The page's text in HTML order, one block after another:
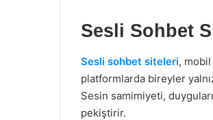
Sesli Sohbet
Sesli sohbet siteleri, mobil
platformlarda bireyler
Sesin samimiyeti,
pekiştirir.